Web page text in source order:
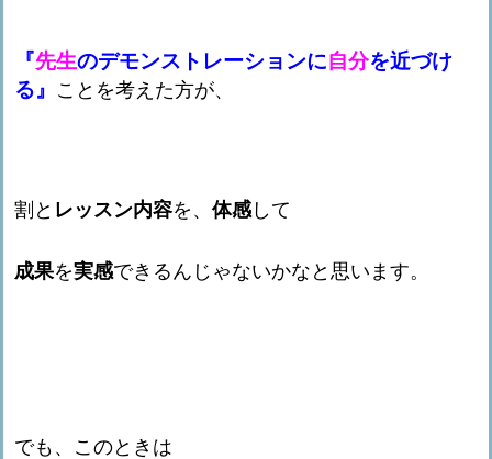
『先生のデモンストレーションに自分を近づけ
る』 ことを考えた方が、
割と レッスン内容を、 体感して
成果を実感できるんじゃないかなと思います。
でも、このときは